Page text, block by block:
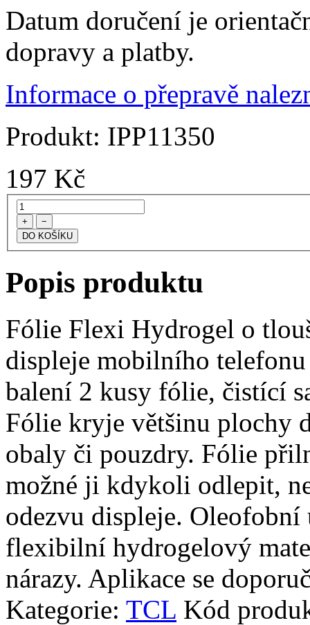
Datum doručení je
dopravy a platby.
Informace o přepravě
Produkt: IPP11350
197 Kč
+ −
Popis produktu
Fólie Flexi Hydrogel o
displeje mobilního
balení 2 kusy fólie, čistící
Fólie kryje většinu plochy
obaly či pouzdry. Fólie
možné ji kdykoli odlepit,
odezvu displeje.
flexibilní hydrogelový
nárazy. Aplikace se
Kategorie: TCL Kód